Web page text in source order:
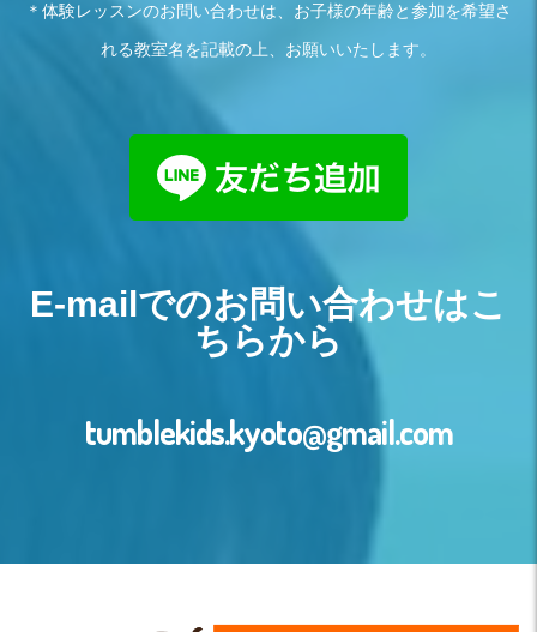
＊体験レッスンのお問い合わせは、お子様の年齢と参加を希望さ
れる教室名を記載の上、お願いいたします。
E-mailでのお問い合わせはこ
ちらから
tumblekids.kyoto@gmail.com